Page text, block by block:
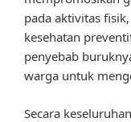
pada aktivitas
kesehatan
penyebab
warga untuk
Secara